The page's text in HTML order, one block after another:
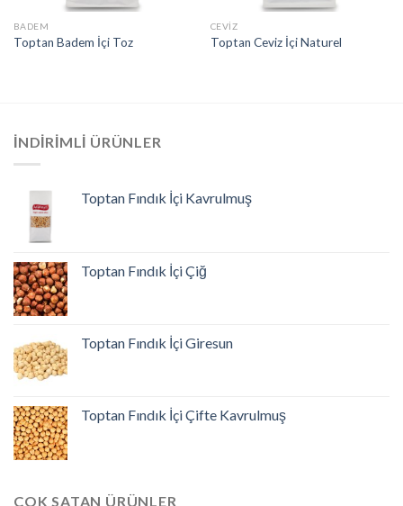
BADEM
Toptan Badem İçi Toz
CEVIZ
Toptan Ceviz İçi Naturel
İNDIRIMLI ÜRÜNLER
Toptan Fındık İçi Kavrulmuş
Toptan Fındık İçi Çiğ
Toptan Fındık İçi Giresun
Toptan Fındık İçi Çifte Kavrulmuş
ÇOK SATAN ÜRÜNLER